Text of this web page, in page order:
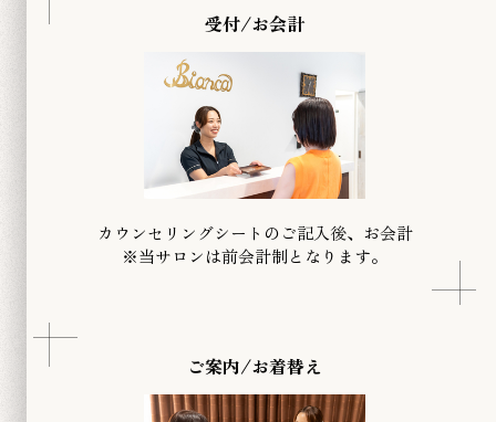
受付/お会計
カウンセリングシートのご記入後、お会計
​※当サロンは前会計制となります。
ご案内/お着替え